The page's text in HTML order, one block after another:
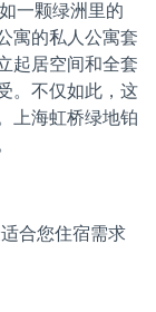
如一颗绿洲里的
寓的私人公寓套
起居空间和全套
。不仅如此，这
上海虹桥绿地铂
合您住宿需求